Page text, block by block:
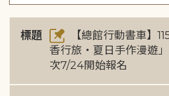
標題
【總館行動書車】
香行旅・夏日手作漫遊
次7/24開始報名